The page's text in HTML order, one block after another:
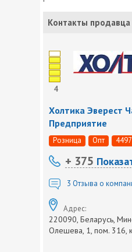
Контакты продавца
4
Холтика Эверест
Предприятие
Розница Опт
+ 375
3 Отзыва о
Адрес:
220090, Беларусь,
Олешева, 1, пом. 316,